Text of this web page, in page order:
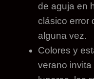
de aguja en
clásico error
alguna vez.
Colores y
verano invita